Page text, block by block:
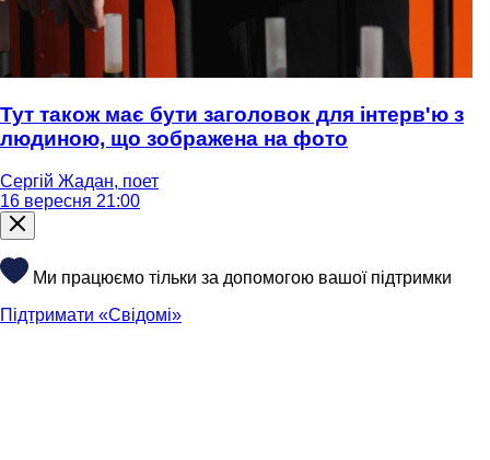
Тут також має бути заголовок для інтерв'ю з
людиною, що зображена на фото
Сергій Жадан, поет
16 вересня 21:00
Ми працюємо тільки за допомогою вашої підтримки
Підтримати «Свідомі»